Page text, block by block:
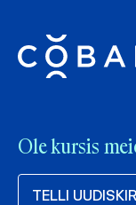
Ole kursis
TELLI